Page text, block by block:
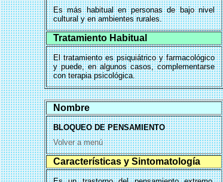
Es más habitual en personas de bajo nivel
cultural y en ambientes rurales.
Tratamiento Habitual
El tratamiento es psiquiátrico y farmacológico
y puede, en algunos casos, complementarse
con terapia psicológica.
Nombre
BLOQUEO DE PENSAMIENTO
Volver a menú
Características y Sintomatología